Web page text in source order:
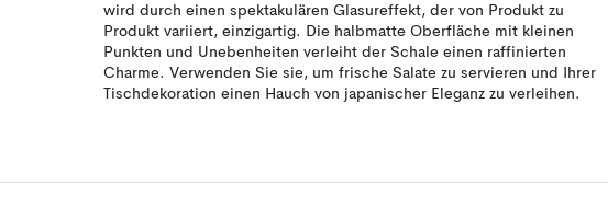
wird durch einen spektakulären Glasureffekt, der von Produkt zu
Produkt variiert, einzigartig. Die halbmatte Oberfläche mit kleinen
Punkten und Unebenheiten verleiht der Schale einen raffinierten
Charme. Verwenden Sie sie, um frische Salate zu servieren und Ihrer
Tischdekoration einen Hauch von japanischer Eleganz zu verleihen.